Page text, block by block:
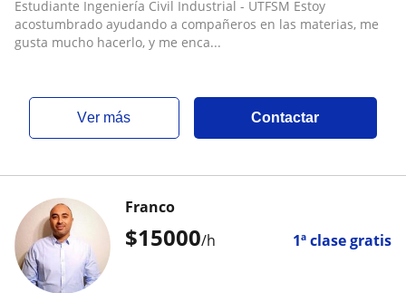
Estudiante Ingeniería Civil Industrial - UTFSM Estoy
acostumbrado ayudando a compañeros en las materias, me
gusta mucho hacerlo, y me enca...
ver más Contactar
$15000/h 1ª clase gratis
Franco